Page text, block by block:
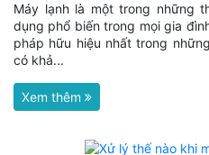
Máy lạnh là một trong những
dụng phổ biến trong mọi gia
pháp hữu hiệu nhất trong
có khả...
Xem thêm